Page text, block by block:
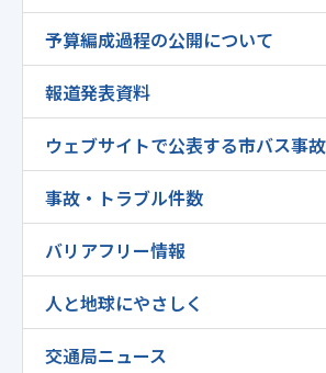
予算編成過程の公開について
報道発表資料
ウェブサイトで公表する市バス事故
事故・トラブル件数
バリアフリー情報
人と地球にやさしく
交通局ニュース